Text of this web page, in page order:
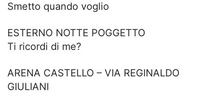
Smetto quando voglio
ESTERNO NOTTE POGGETTO
Ti ricordi di me?
ARENA CASTELLO – VIA REGINALDO
GIULIANI